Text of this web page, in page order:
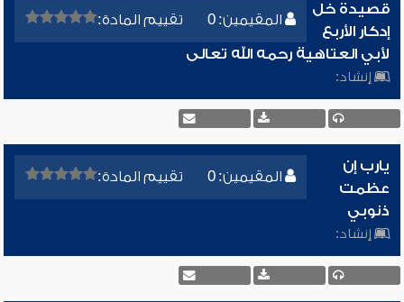
المقيمين: 0 تقييم المادة:
قصيدة خل
إدكار الأربع
لأبي العتاهية رحمه الله تعالى
إنشاد:
المقيمين: 0 تقييم المادة:
يارب إن
عظمت
ذنوبي
إنشاد: